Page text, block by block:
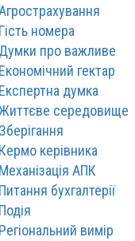
Гість номера
Думки про важливе
Економічний гектар
Експертна думка
середовище
Зберігання
Кермо керівника
Механізація АПК
Питання бухгалтерії
Подія
Регіональний вимір